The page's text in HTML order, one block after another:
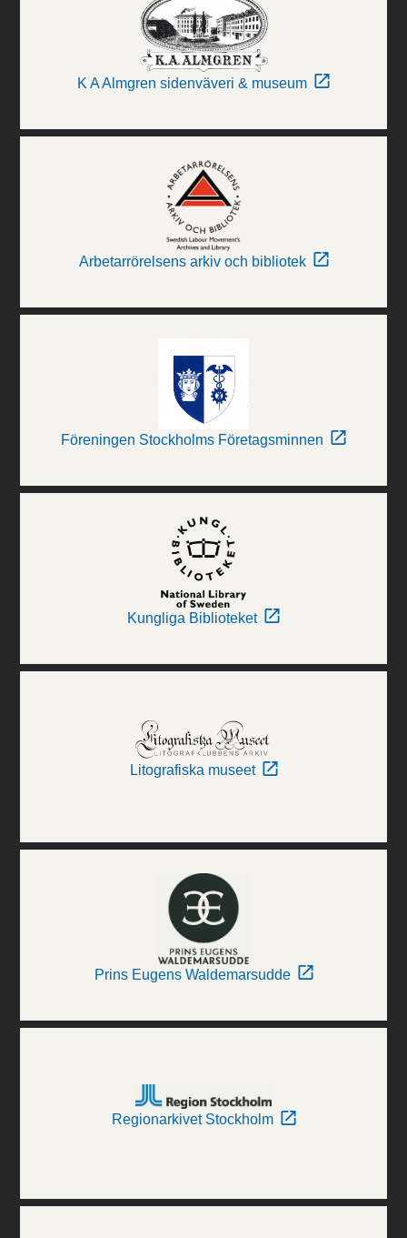
K A Almgren sidenväveri & museum
Arbetarrörelsens arkiv och bibliotek
Föreningen Stockholms Företagsminnen
Kungliga Biblioteket
Litografiska museet
Prins Eugens Waldemarsudde
Regionarkivet Stockholm